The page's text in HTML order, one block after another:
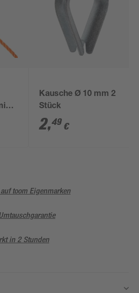
Kausche Ø 10 mm 2
Stück
2,49 €
toom Eigenmarken
in 2 Stunden